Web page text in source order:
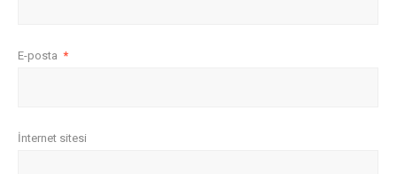
E-posta *
İnternet sitesi